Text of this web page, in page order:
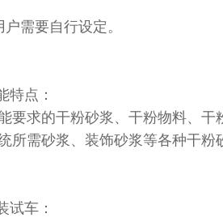
需要自行设定。
特点：
要求的干粉砂浆、干粉物料、
所需砂浆、装饰砂浆等各种干
试车：